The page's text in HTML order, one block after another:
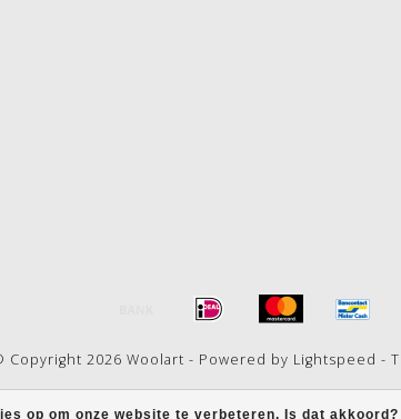
op om onze website te verbeteren. Is dat akkoord?
Copyright 2026 Woolart - Powered by Lightspeed -